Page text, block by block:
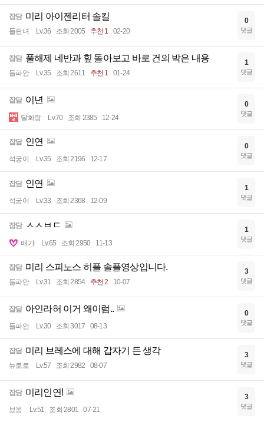
잡담 미리 아이젠리터 솔킬
들판녀 Lv.36 조회 2005 추천 1 02-20
0
댓글
잡담 풀해제 네반과 힢 돌아보고 바로 건의 박은 내용
들파안 Lv.35 조회 2611 추천 1 01-24
1
댓글
잡담 이년
달화랑 Lv.70 조회 2385 12-24
0
댓글
잡담 인연
석궁이 Lv.35 조회 2196 12-17
0
댓글
잡담 인연
석궁이 Lv.33 조회 2368 12-09
1
댓글
잡담 ㅅㅅㅂㄷ
배갸 Lv.65 조회 2950 11-13
1
댓글
잡담 미리 스피노스 히플 솔플영상입니다.
들파안 Lv.31 조회 2854 추천 2 10-07
3
댓글
잡담 아인라허 이거 왜이럼..
들파안 Lv.30 조회 3017 08-13
0
댓글
잡담 미리 브레스에 대해 갑자기 든 생각
뉴로로 Lv.57 조회 2982 08-07
3
댓글
잡담 미리인연!
뵤옹 Lv.51 조회 2801 07-21
3
댓글